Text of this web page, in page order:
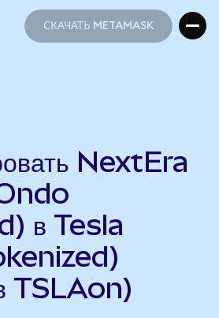
СКАЧАТЬ METAMASK
NextEra
в Tesla
TSLAon)